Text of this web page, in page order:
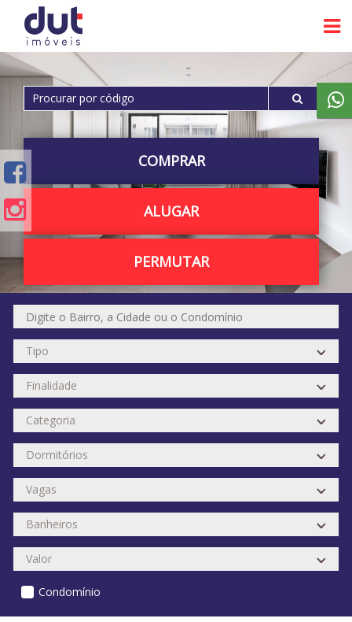
COMPRAR
ALUGAR
PERMUTAR
Condomínio